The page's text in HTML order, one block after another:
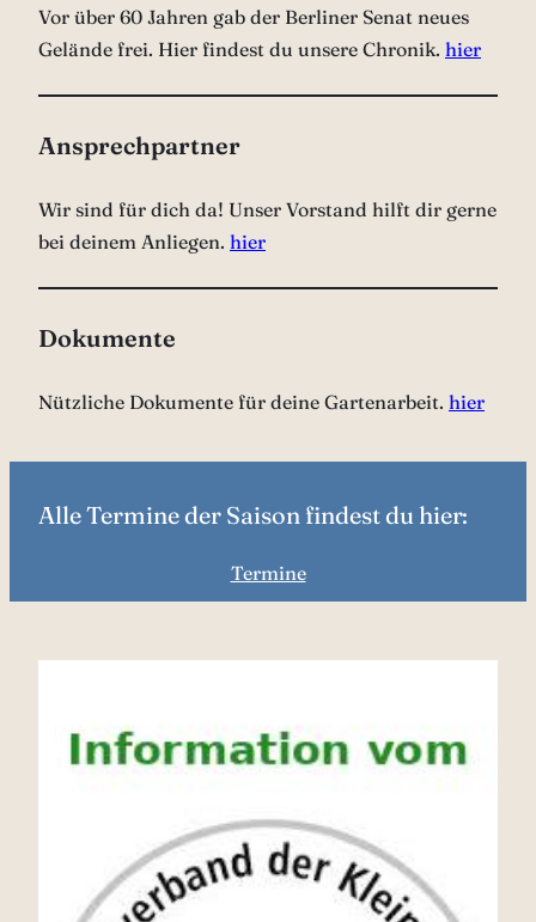
Vor über 60 Jahren gab der Berliner Senat neues
Gelände frei. Hier findest du unsere Chronik. hier
Ansprechpartner
Wir sind für dich da! Unser Vorstand hilft dir gerne
bei deinem Anliegen. hier
Dokumente
Nützliche Dokumente für deine Gartenarbeit. hier
Alle Termine der Saison findest du hier:
Termine